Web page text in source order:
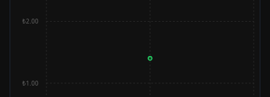
₺1.00
₺2.00